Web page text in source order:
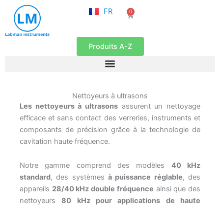
contenu
FR
EN
0
Panier
Produits A-Z
Nettoyeurs à ultrasons
Les nettoyeurs à ultrasons assurent un nettoyage
efficace et sans contact des verreries, instruments et
composants de précision grâce à la technologie de
cavitation haute fréquence.
Notre gamme comprend des modèles 40 kHz
standard, des systèmes à puissance réglable, des
appareils 28/40 kHz double fréquence ainsi que des
nettoyeurs80 kHz pour applications de haute